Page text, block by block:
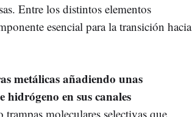
Entre los distintos elementos
esencial para la transición hacia
metálicas añadiendo unas
hidrógeno en sus canales
trampas moleculares selectivas que